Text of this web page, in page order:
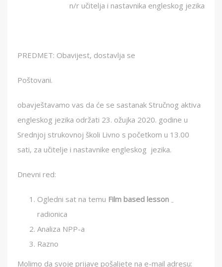
n/r učitelja i nastavnika engleskog jezika
PREDMET: Obavijest, dostavlja se
Poštovani.
obavještavamo vas da će se sastanak Stručnog aktiva
engleskog jezika održati 23. ožujka 2020. godine u
Srednjoj strukovnoj školi Livno s početkom u 13.00
sati, za učitelje i nastavnike engleskog jezika.
Dnevni red:
Ogledni sat na temu Film based lesson –
radionica
Analiza NPP-a
Razno
Molimo da svoje prijave pošaljete na e-mail adresu: